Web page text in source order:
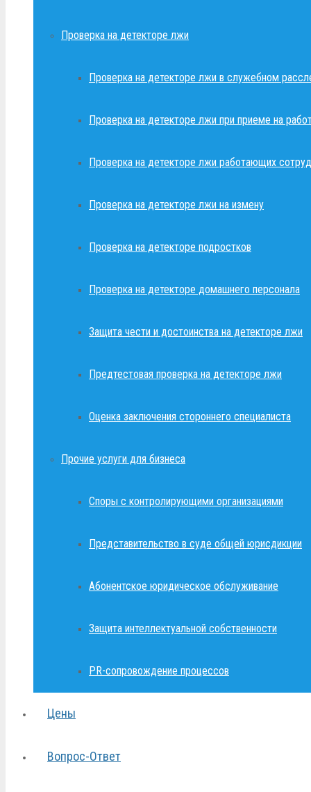
Проверка на детекторе лжи
Проверка на детекторе лжи в служебном
Проверка на детекторе лжи при приеме на
Проверка на детекторе лжи работающих
Проверка на детекторе лжи на измену
Проверка на детекторе подростков
Проверка на детекторе домашнего персонала
Защита чести и достоинства на детекторе лжи
Предтестовая проверка на детекторе лжи
Оценка заключения стороннего специалиста
Прочие услуги для бизнеса
Споры с контролирующими организациями
Представительство в суде общей юрисдикции
Абонентское юридическое обслуживание
Защита интеллектуальной собственности
PR-сопровождение процессов
Цены
Вопрос-Ответ